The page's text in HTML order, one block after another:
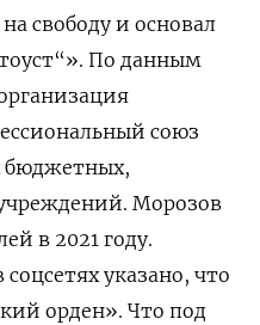
свободу и основал
По данным
союз
бюджетных,
Морозов
в 2021 году.
указано, что
орден». Что под